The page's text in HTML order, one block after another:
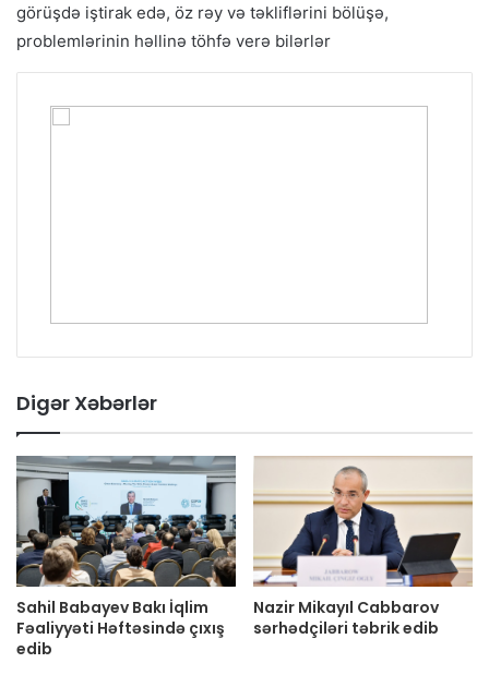
görüşdə iştirak edə, öz rəy və təkliflərini bölüşə,
problemlərinin həllinə töhfə verə bilərlər
Digər Xəbərlər
Sahil Babayev Bakı İqlim
Fəaliyyəti Həftəsində çıxış
edib
Nazir Mikayıl Cabbarov
sərhədçiləri təbrik edib